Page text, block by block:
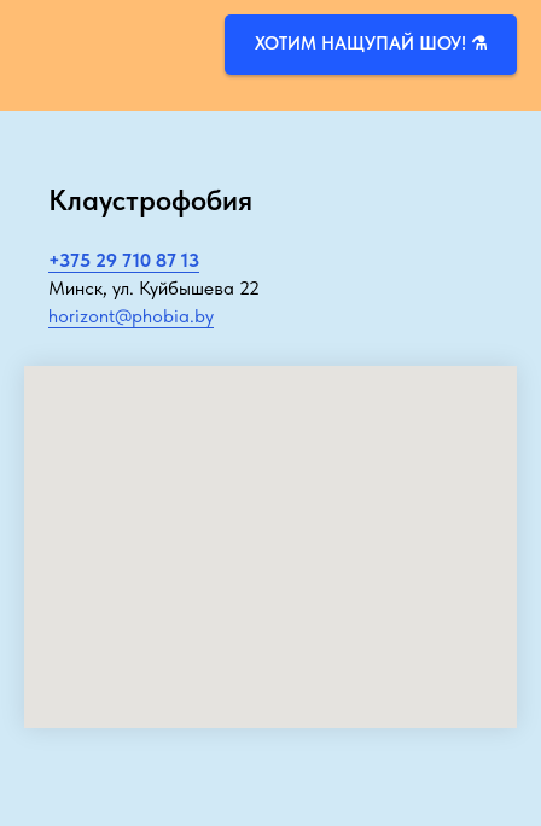
ХОТИМ НАЩУПАЙ ШОУ! ⚗️
Клаустрофобия
+375 29 710 87 13
Минск, ул. Куйбышева 22
horizont@phobia.by